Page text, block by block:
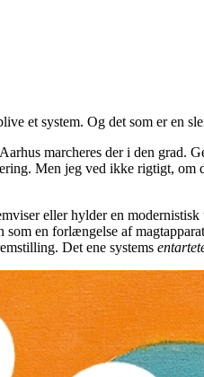
et system. Og det som er en
marcheres der i den grad.
Men jeg ved ikke rigtigt, om
eller hylder en
en forlængelse af
Det ene systems